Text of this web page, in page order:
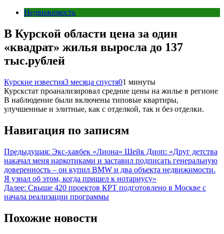
Недвижимость
В Курской области цена за один
«квадрат» жилья выросла до 137
тыс.рублей
Курские известия3 месяца спустя01 минуты
Курскстат проанализировал средние цены на жилье в регионе
В наблюдение были включены типовые квартиры,
улучшенные и элитные, как с отделкой, так и без отделки.
Навигация по записям
Предыдущая: Экс-хавбек «Лиона» Шейк Диоп: «Друг детства
накачал меня наркотиками и заставил подписать генеральную
доверенность – он купил BMW и два объекта недвижимости.
Я узнал об этом, когда пришел к нотариусу»
Далее: Свыше 420 проектов КРТ подготовлено в Москве с
начала реализации программы
Похожие новости